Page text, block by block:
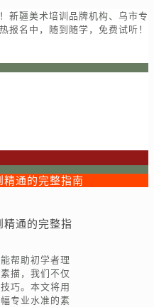
新疆美术培训品牌机构、乌市专
报名中，随到随学，免费试听！
通的完整指南
精通的完整指
帮助初学者理
描，我们不仅
巧。本文将用
专业水准的素